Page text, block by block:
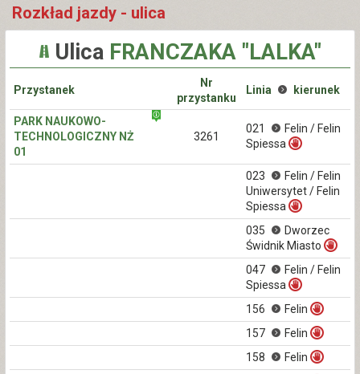
Rozkład jazdy - ulica
Ulica FRANCZAKA "LALKA"
Przystanek
Nr
przystanku
Linia kierunek
PARK NAUKOWO-
TECHNOLOGICZNY NŻ
01
3261
021
Felin / Felin
Spiessa
023
Felin / Felin
Uniwersytet / Felin
Spiessa
035
Dworzec
Świdnik Miasto
047
Felin / Felin
Spiessa
156
Felin
157
Felin
158
Felin